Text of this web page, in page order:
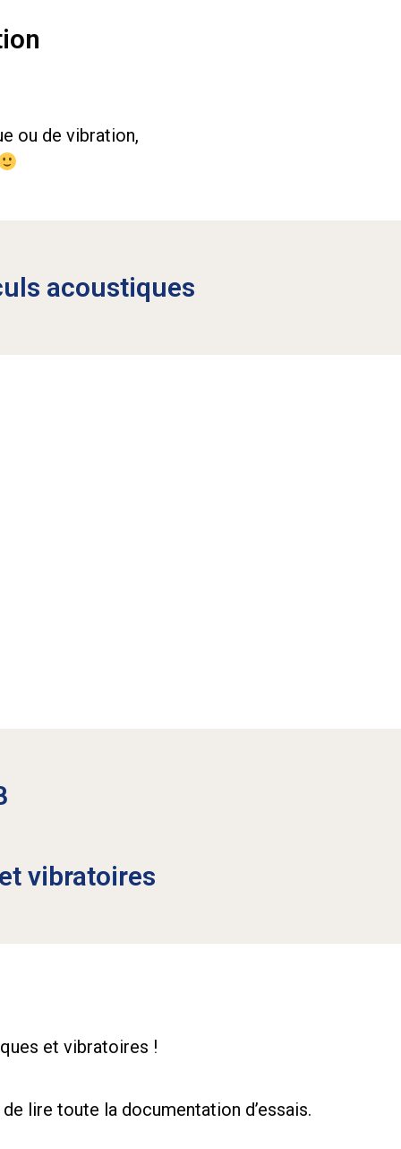
ou de vibration,
acoustiques
vibratoires
et vibratoires !
lire toute la documentation d’essais.